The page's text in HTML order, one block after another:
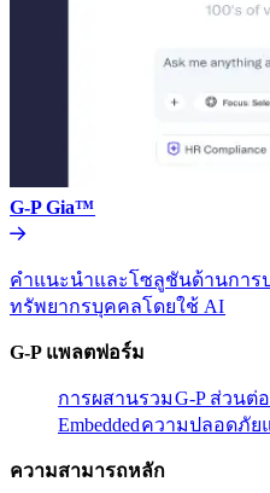
G-P Gia™​​
คำแนะนำและโซลูชันด้านการ
ทรัพยากรบุคคลโดยใช้ AI​​
G-P แพลตฟอร์ม​​
การผสานรวม​​G-P ส่วนต่
Embedded​​ความปลอดภัย
ความสามารถหลัก​​